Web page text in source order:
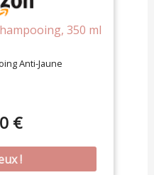
350 ml
Anti-Jaune
€